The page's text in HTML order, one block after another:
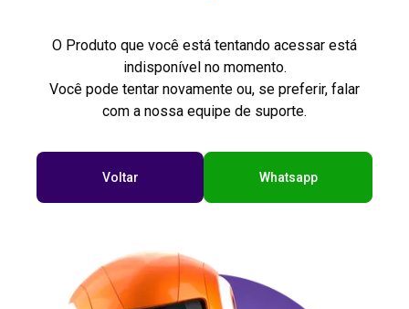
O Produto que você está tentando acessar está
indisponível no momento.
Você pode tentar novamente ou, se preferir, falar
com a nossa equipe de suporte.
Voltar Whatsapp